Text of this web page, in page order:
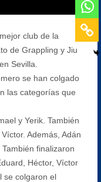
club de la
de Grappling y Jiu
Sevilla.
se han colgado
las categorías que
y Yerik. También
Además, Adán
finalizaron
Héctor, Víctor
se colgaron el